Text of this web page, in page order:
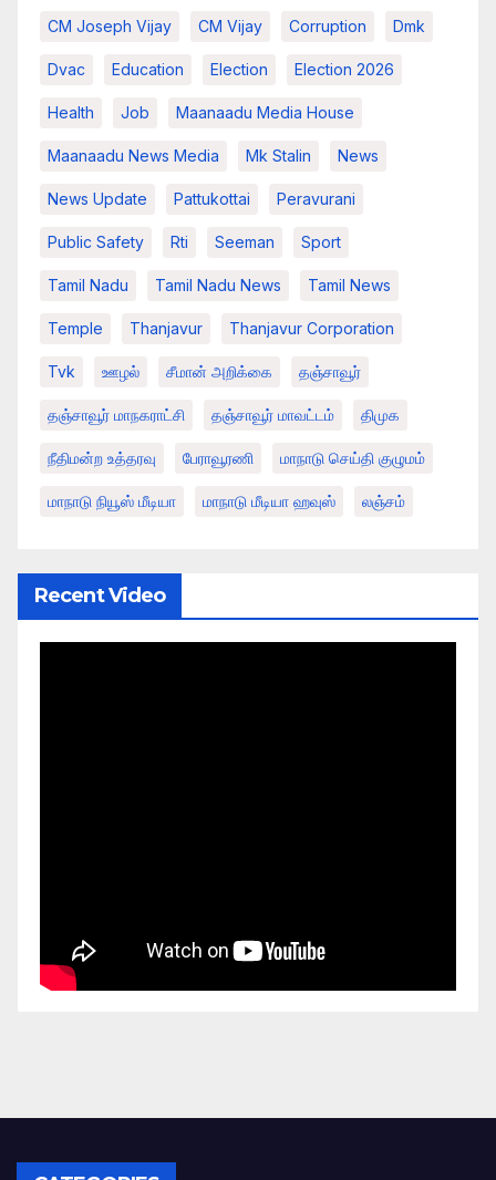
CM Joseph Vijay CM Vijay Corruption Dmk
Dvac Education Election Election 2026
Health Job Maanaadu Media House
Maanaadu News Media Mk Stalin News
News Update Pattukottai Peravurani
Public Safety Rti Seeman Sport
Tamil Nadu Tamil Nadu News Tamil News
Temple Thanjavur Thanjavur Corporation
Tvk ஊழல் சீமான் அறிக்கை தஞ்சாவூர்
தஞ்சாவூர் மாநகராட்சி தஞ்சாவூர் மாவட்டம் திமுக
நீதிமன்ற உத்தரவு பேராவூரணி மாநாடு செய்தி குழுமம்
மாநாடு நியூஸ் மீடியா மாநாடு மீடியா ஹவுஸ் லஞ்சம்
Recent Video